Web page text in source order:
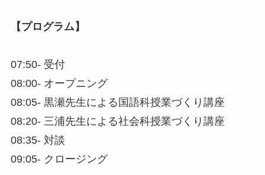
【プログラム】
07:50- 受付
08:00- オープニング
08:05- 黒瀬先生による国語科授業づくり講座
08:20- 三浦先生による社会科授業づくり講座
08:35- 対談
09:05- クロージング